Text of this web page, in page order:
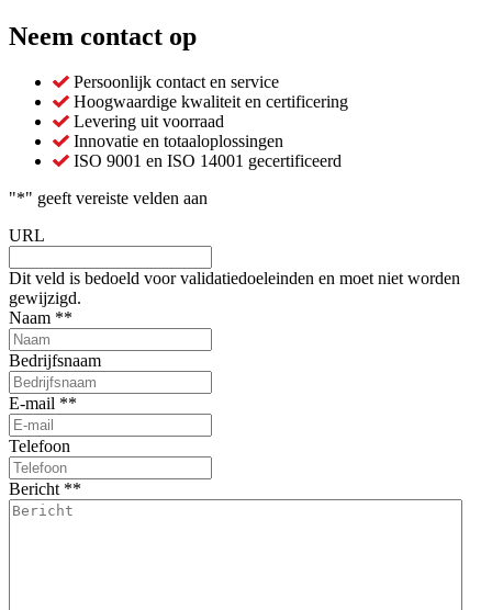
Neem contact op
Persoonlijk contact en service
Hoogwaardige kwaliteit en certificering
Levering uit voorraad
Innovatie en totaaloplossingen
ISO 9001 en ISO 14001 gecertificeerd
"*" geeft vereiste velden aan
URL
Dit veld is bedoeld voor validatiedoeleinden en moet niet worden
gewijzigd.
Naam **
Bedrijfsnaam
E-mail **
Telefoon
Bericht **